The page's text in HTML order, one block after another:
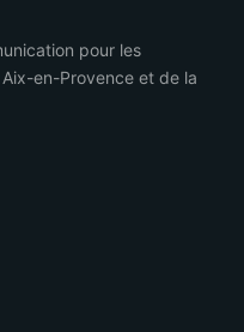
pour les
en-Provence et de la